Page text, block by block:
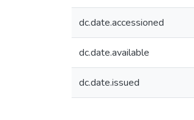
dc.date.accessioned
dc.date.available
dc.date.issued